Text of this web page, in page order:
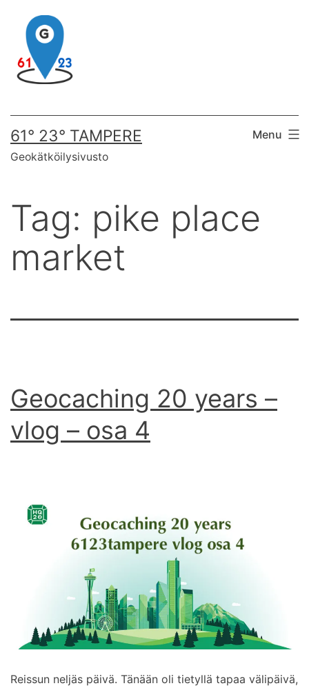
content
61° 23° TAMPERE
Geokätköilysivusto
Menu
Tag: pike place
market
Geocaching 20 years –
vlog – osa 4
Reissun neljäs päivä. Tänään oli tietyllä tapaa välipäivä,